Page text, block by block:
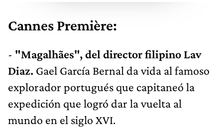
Cannes Première:
- "Magalhães", del director filipino Lav
Diaz. Gael García Bernal da vida al famoso
explorador portugués que capitaneó la
expedición que logró dar la vuelta al
mundo en el siglo XVI.